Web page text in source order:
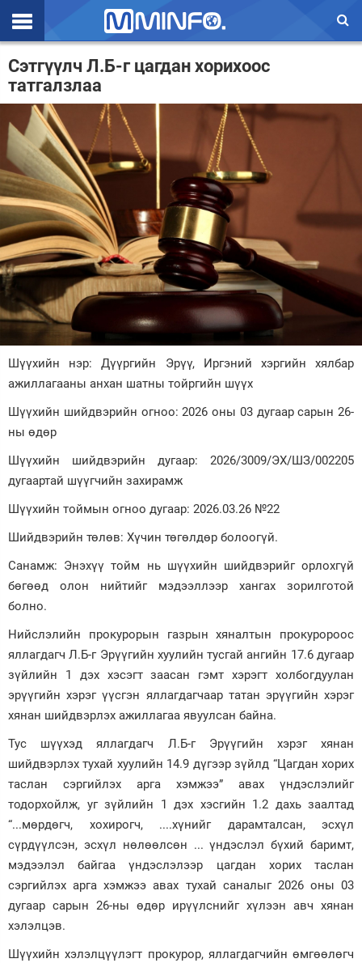
Эхлэл
Цаг агаар
Валют ханш
Улс төр
Эдийн засаг
Үзэл бодол
Спорт
Нийгэм
Дэлхий
Зурхай
Сэтгүүлч Л.Б-г цагдан хорихоос
татгалзлаа
Шүүхийн нэр: Дүүргийн Эрүү, Иргэний хэргийн хялбар
ажиллагааны анхан шатны тойргийн шүүх
Шүүхийн шийдвэрийн огноо: 2026 оны 03 дугаар сарын 26-
ны өдөр
Шүүхийн шийдвэрийн дугаар: 2026/3009/ЭХ/ШЗ/002205
дугаартай шүүгчийн захирамж
Шүүхийн тоймын огноо дугаар: 2026.03.26 №22
Шийдвэрийн төлөв: Хүчин төгөлдөр болоогүй.
Санамж: Энэхүү тойм нь шүүхийн шийдвэрийг орлохгүй
бөгөөд олон нийтийг мэдээллээр хангах зорилготой
болно.
Нийслэлийн прокурорын газрын хяналтын прокуророос
яллагдагч Л.Б-г Эрүүгийн хуулийн тусгай ангийн 17.6 дугаар
зүйлийн 1 дэх хэсэгт заасан гэмт хэрэгт холбогдуулан
эрүүгийн хэрэг үүсгэн яллагдагчаар татан эрүүгийн хэрэг
хянан шийдвэрлэх ажиллагаа явуулсан байна.
Тус шүүхэд яллагдагч Л.Б-г Эрүүгийн хэрэг хянан
шийдвэрлэх тухай хуулийн 14.9 дүгээр зүйлд “Цагдан хорих
таслан сэргийлэх арга хэмжээ” авах үндэслэлийг
тодорхойлж, уг зүйлийн 1 дэх хэсгийн 1.2 дахь заалтад
“...мөрдөгч, хохирогч, ....хүнийг дарамталсан, эсхүл
сүрдүүлсэн, эсхүл нөлөөлсөн ... үндэслэл бүхий баримт,
мэдээлэл байгаа үндэслэлээр цагдан хорих таслан
сэргийлэх арга хэмжээ авах тухай саналыг 2026 оны 03
дугаар сарын 26-ны өдөр ирүүлснийг хүлээн авч хянан
хэлэлцэв.
Шүүхийн хэлэлцүүлэгт прокурор, яллагдагчийн өмгөөлөгч